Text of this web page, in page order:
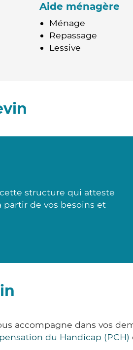
Aide ménagère
Ménage
Repassage
Lessive
structure qui atteste
de vos besoins et
accompagne dans vos
du Handicap (PCH)